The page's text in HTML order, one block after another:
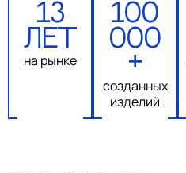
13
лет
на рынке
100
000
+
созданных
изделий